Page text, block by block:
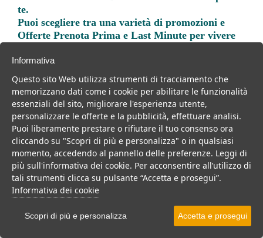
te.
Puoi scegliere tra una varietà di promozioni e
Offerte Prenota Prima e Last Minute per vivere
Trova la soluzione migliore per la tua prossima
vacanza.
Noi di belsalento.it abbiamo selezionato per te le migliori mete, i
migliori servizi, le migliori offerte per il tuo prossimo viaggio.
Informativa
Questo sito Web utilizza strumenti di tracciamento che
memorizzano dati come i cookie per abilitare le funzionalità
essenziali del sito, migliorare l'esperienza utente,
personalizzare le offerte e la pubblicità, effettuare analisi.
Puoi liberamente prestare o rifiutare il tuo consenso ora
cliccando su "Scopri di più e personalizza" o in qualsiasi
momento, accedendo al pannello delle preferenze. Leggi di
più sull'informativa dei cookie. Per acconsentire all’utilizzo di
tali strumenti clicca su pulsante “Accetta e prosegui”.
Informativa dei cookie
Scopri di più e personalizza Accetta e prosegui